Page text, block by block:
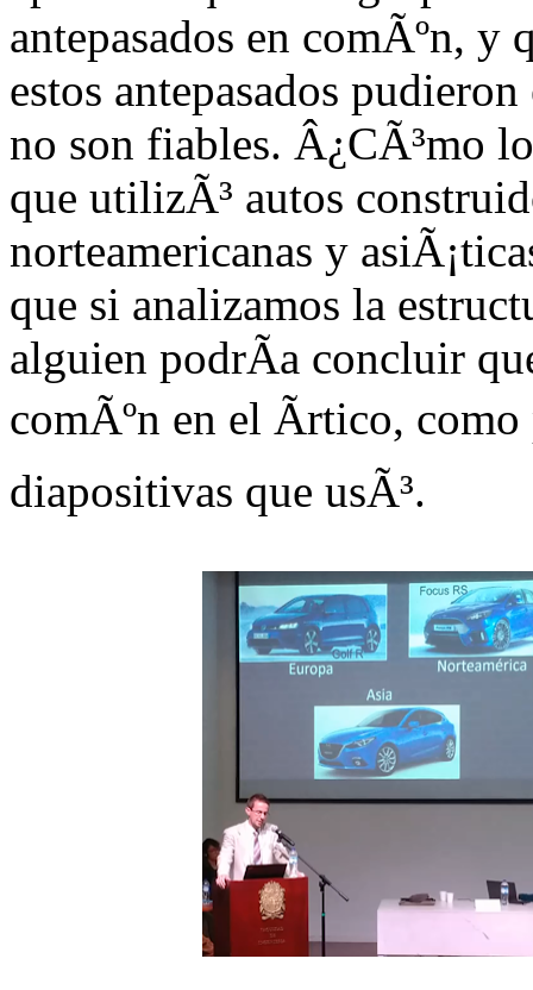
antepasados en comÃºn, y
estos antepasados
no son fiables. Â¿CÃ³mo
que utilizÃ³ autos
norteamericanas y
que si analizamos la
alguien podrÃ­a concluir
comÃºn en el Ãrtico,
diapositivas que usÃ³.